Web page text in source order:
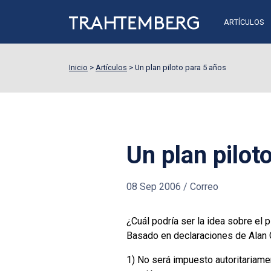
ARTÍCULOS
Inicio > Artículos > Un plan piloto para 5 años
Un plan
08 Sep 2006 / Correo
¿Cuál podría ser la idea sobre el
Basado en declaraciones de
1) No será impuesto